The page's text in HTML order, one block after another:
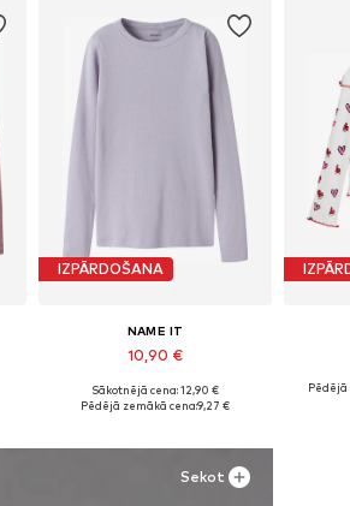
IZPĀRDOŠANA
NAME IT
10,90 €
Pieejams daudzos izmēros
Sākotnējā cena: 12,90 €
Pēdējā zemākā cena:9,27 €
Pēdējā
Sekot